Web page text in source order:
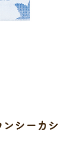
シーカシ